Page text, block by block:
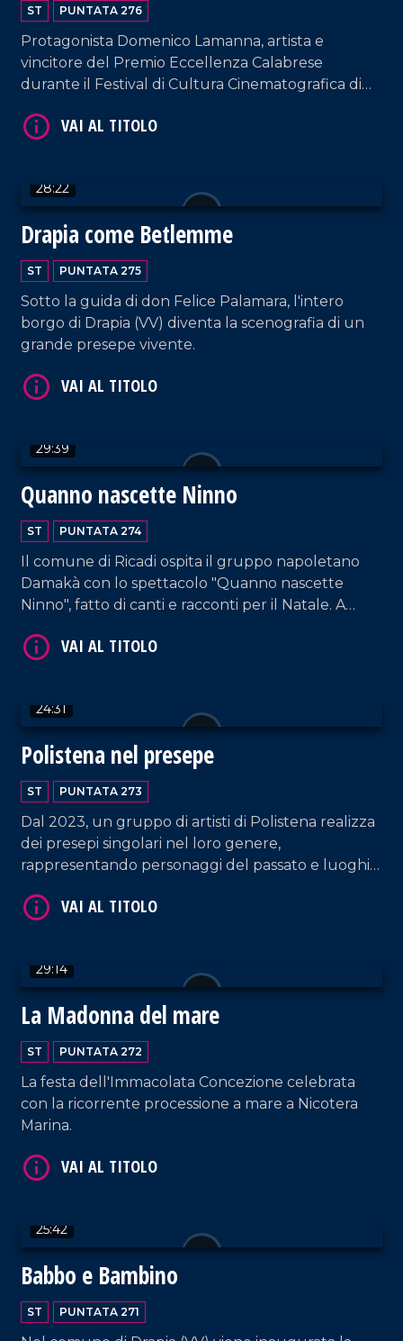
ST PUNTATA 276
Protagonista Domenico Lamanna, artista e
vincitore del Premio Eccellenza Calabrese
durante il Festival di Cultura Cinematografica di
28:22
Drapia come Betlemme
ST PUNTATA 275
Sotto la guida di don Felice Palamara, l'intero
borgo di Drapia (VV) diventa la scenografia di un
grande presepe vivente.
29:39
Quanno nascette Ninno
ST PUNTATA 274
Il comune di Ricadi ospita il gruppo napoletano
Damakà con lo spettacolo "Quanno nascette
Ninno", fatto di canti e racconti per il Natale. A
vivente.
24:31
Polistena nel presepe
ST PUNTATA 273
Dal 2023, un gruppo di artisti di Polistena realizza
dei presepi singolari nel loro genere,
rappresentando personaggi del passato e luoghi
29:14
La Madonna del mare
ST PUNTATA 272
La festa dell'Immacolata Concezione celebrata
con la ricorrente processione a mare a Nicotera
Marina.
25:42
Babbo e Bambino
ST PUNTATA 271
VAI AL TITOLO
VAI AL TITOLO
VAI AL TITOLO